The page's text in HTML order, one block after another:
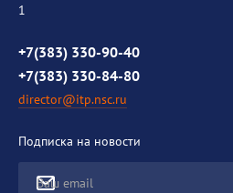
Контакты
Противодействие коррупции
1
+7(383) 330-90-40
+7(383) 330-84-80
director@itp.nsc.ru
Подписка на новости
Ваш email